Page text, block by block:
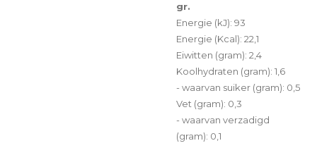
gr.
Energie (kJ): 93
Energie (Kcal): 22,1
Eiwitten (gram): 2,4
Koolhydraten (gram): 1,6
- waarvan suiker (gram): 0,5
Vet (gram): 0,3
- waarvan verzadigd
(gram): 0,1